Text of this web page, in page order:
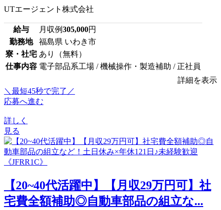
UTエージェント株式会社
給与 月収例305,000円
勤務地
福島県 いわき市
寮・社宅 あり（無料）
仕事内容 電子部品系工場 / 機械操作・製造補助 / 正社員
詳細を表示
＼最短45秒で完了／
応募へ進む
詳しく
見る
【20~40代活躍中】【月収29万円可】社
宅費全額補助◎自動車部品の組立な...